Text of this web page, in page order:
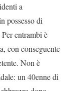
a
possesso di
entrambi è
con conseguente
Non è
un 40enne di